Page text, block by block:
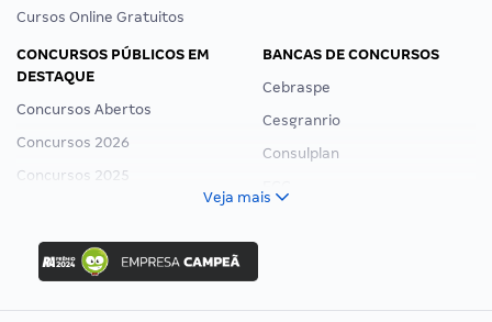
Cursos Online Gratuitos
CONCURSOS PÚBLICOS EM
DESTAQUE
Concursos Abertos
Concursos 2026
Concursos 2025
Concurso Ibama
Concurso MPU
Editais publicados
BANCAS DE CONCURSOS
Cebraspe
Cesgranrio
Consulplan
Veja mais